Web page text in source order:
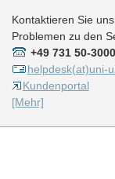
Kontaktieren Sie
Problemen zu den
+49 731 50-
helpdesk(at)uni-
Kundenportal
[Mehr]